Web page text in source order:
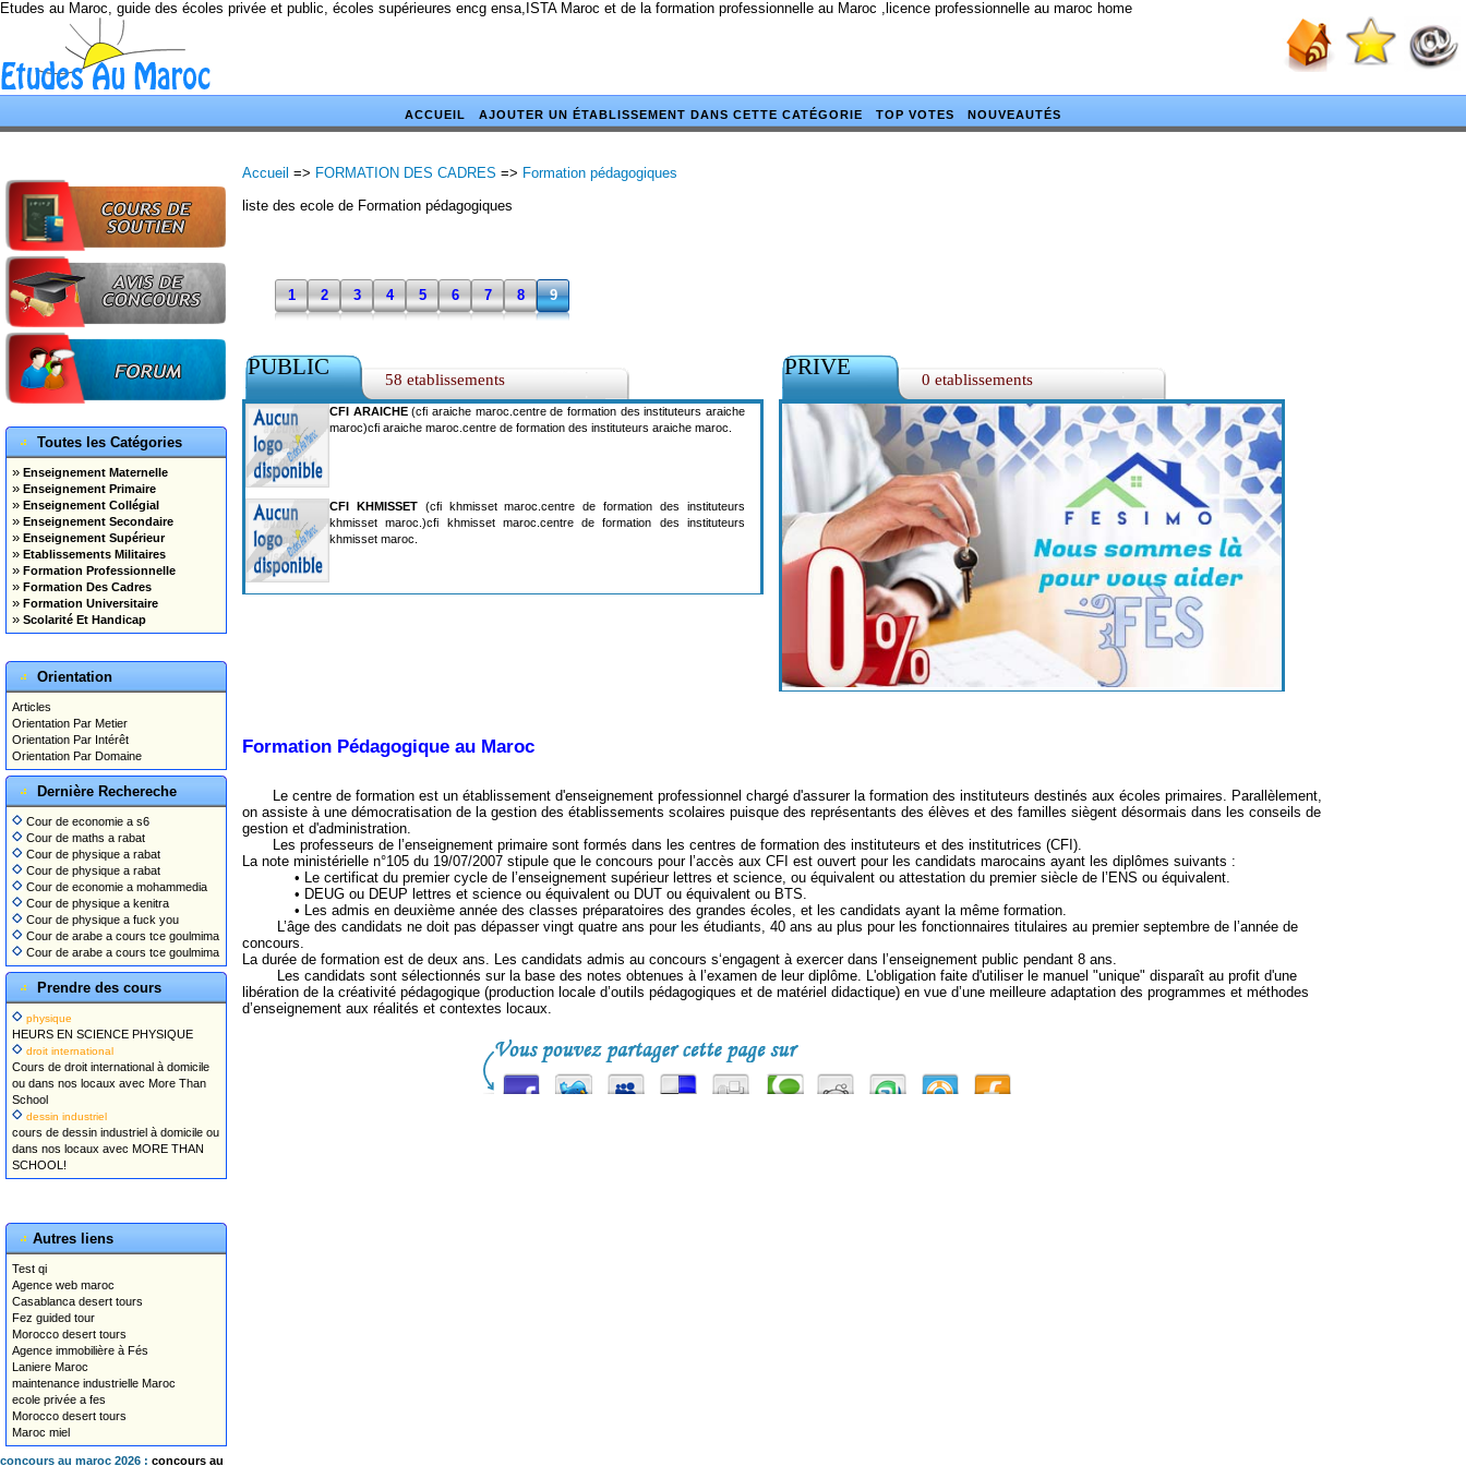
Etudes au Maroc, guide des écoles privée et public, écoles supérieures encg ensa,ISTA Maroc et de la formation professionnelle au Maroc ,licence professionnelle au maroc home
ACCUEIL AJOUTER UN ÉTABLISSEMENT DANS CETTE CATÉGORIE TOP VOTES NOUVEAUTÉS
Toutes les Catégories
» Enseignement Maternelle
» Enseignement Primaire
» Enseignement Collégial
» Enseignement Secondaire
» Enseignement Supérieur
» Etablissements Militaires
» Formation Professionnelle
» Formation Des Cadres
» Formation Universitaire
» Scolarité Et Handicap
Orientation
Articles
Orientation Par Metier
Orientation Par Intérêt
Orientation Par Domaine
Dernière Rechereche
Cour de economie a s6
Cour de maths a rabat
Cour de physique a rabat
Cour de physique a rabat
Cour de economie a mohammedia
Cour de physique a kenitra
Cour de physique a fuck you
Cour de arabe a cours tce goulmima
Cour de arabe a cours tce goulmima
Prendre des cours
physique
HEURS EN SCIENCE PHYSIQUE
droit international
Cours de droit international à domicile
ou dans nos locaux avec More Than
School
dessin industriel
cours de dessin industriel à domicile ou
dans nos locaux avec MORE THAN
SCHOOL!
Autres liens
Test qi
Agence web maroc
Casablanca desert tours
Fez guided tour
Morocco desert tours
Agence immobilière à Fés
Laniere Maroc
maintenance industrielle Maroc
ecole privée a fes
Morocco desert tours
Maroc miel
concours au maroc 2026 : concours au
Accueil => FORMATION DES CADRES => Formation pédagogiques
liste des ecole de Formation pédagogiques
1 2 3 4 5 6 7 8 9
PUBLIC 58 etablissements
CFI ARAICHE(cfi araiche maroc.centre de formation des instituteurs araiche
maroc)cfi araiche maroc.centre de formation des instituteurs araiche maroc.
CFI KHMISSET(cfi khmisset maroc.centre de formation des instituteurs
khmisset maroc.)cfi khmisset maroc.centre de formation des instituteurs
khmisset maroc.
PRIVE 0 etablissements
Formation Pédagogique au Maroc
Le centre de formation est un établissement d'enseignement professionnel chargé d'assurer la formation des instituteurs destinés aux écoles primaires. Parallèlement,
on assiste à une démocratisation de la gestion des établissements scolaires puisque des représentants des élèves et des familles siègent désormais dans les conseils de
gestion et d'administration.
Les professeurs de l’enseignement primaire sont formés dans les centres de formation des instituteurs et des institutrices (CFI).
La note ministérielle n°105 du 19/07/2007 stipule que le concours pour l’accès aux CFI est ouvert pour les candidats marocains ayant les diplômes suivants :
• Le certificat du premier cycle de l’enseignement supérieur lettres et science, ou équivalent ou attestation du premier siècle de l’ENS ou équivalent.
• DEUG ou DEUP lettres et science ou équivalent ou DUT ou équivalent ou BTS.
• Les admis en deuxième année des classes préparatoires des grandes écoles, et les candidats ayant la même formation.
L’âge des candidats ne doit pas dépasser vingt quatre ans pour les étudiants, 40 ans au plus pour les fonctionnaires titulaires au premier septembre de l’année de
concours.
La durée de formation est de deux ans. Les candidats admis au concours s‘engagent à exercer dans l’enseignement public pendant 8 ans.
Les candidats sont sélectionnés sur la base des notes obtenues à l’examen de leur diplôme. L'obligation faite d'utiliser le manuel "unique" disparaît au profit d'une
libération de la créativité pédagogique (production locale d’outils pédagogiques et de matériel didactique) en vue d’une meilleure adaptation des programmes et méthodes
d’enseignement aux réalités et contextes locaux.